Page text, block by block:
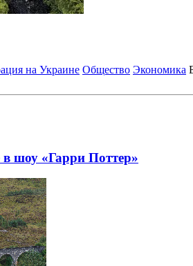
на Украине Общество Экономика
в шоу «Гарри Поттер»